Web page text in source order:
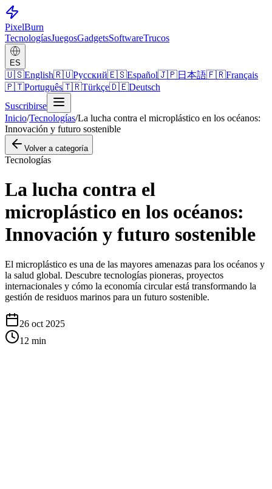
PixelBurn
TecnologíasJuegosGadgetsSoftwareTrucos
ES
🇺🇸English🇷🇺Русский🇪🇸Español🇯🇵日本語🇫🇷Français
🇵🇹Português🇹🇷Türkçe🇩🇪Deutsch
Suscribirse
Inicio/Tecnologías/La lucha contra el microplástico en los océanos:
Innovación y futuro sostenible
Volver a categoría
Tecnologías
La lucha contra el
microplástico en los océanos:
Innovación y futuro sostenible
El microplástico es una de las mayores amenazas para los océanos y
la salud global. Descubre tecnologías pioneras, proyectos
internacionales y cómo la economía circular está transformando la
gestión de residuos marinos para un futuro sostenible.
26 oct 2025
12 min